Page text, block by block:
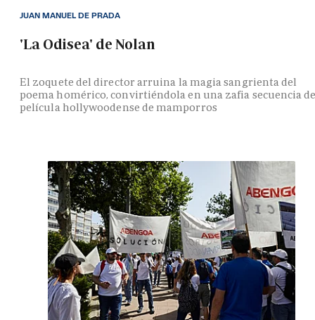
'La Odisea' de Nolan
El zoquete del director arruina la magia sangrienta del
poema homérico, convirtiéndola en una zafia secuencia
película hollywoodense de mamporros
JUAN MANUEL DE PRADA